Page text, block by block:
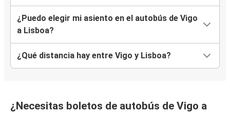
¿Puedo elegir mi asiento en el autobús de Vigo
a Lisboa?
¿Qué distancia hay entre Vigo y Lisboa?
¿Necesitas boletos de autobús de Vigo a